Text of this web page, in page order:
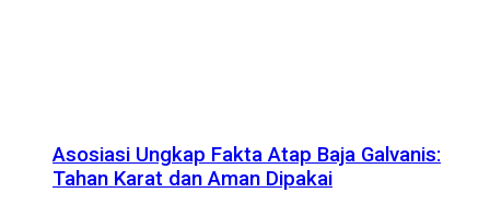
Asosiasi Ungkap Fakta Atap Baja Galvanis:
Tahan Karat dan Aman Dipakai